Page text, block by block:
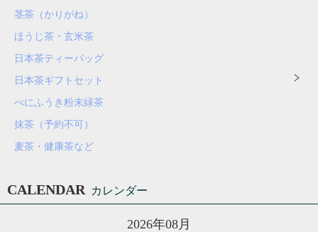
茎茶（かりがね）
ほうじ茶・玄米茶
日本茶ティーバッグ
日本茶ギフトセット
べにふうき粉末緑茶
抹茶（予約不可）
麦茶・健康茶など
CALENDAR カレンダー
2026年08月